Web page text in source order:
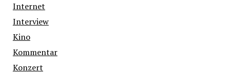
Internet
Interview
Kino
Kommentar
Konzert